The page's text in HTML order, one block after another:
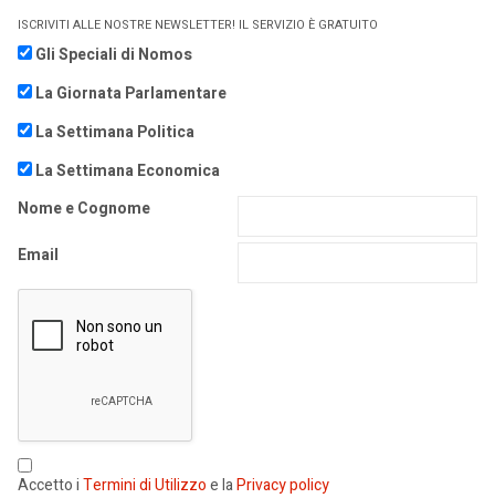
ISCRIVITI ALLE NOSTRE NEWSLETTER! IL SERVIZIO È GRATUITO
Gli Speciali di Nomos
La Giornata Parlamentare
La Settimana Politica
La Settimana Economica
Nome e Cognome
Email
Accetto iTermini di Utilizzoe laPrivacy policy